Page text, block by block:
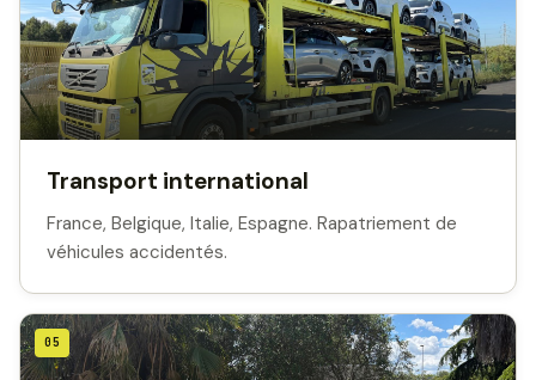
Transport international
France, Belgique, Italie, Espagne. Rapatriement de
véhicules accidentés.
05